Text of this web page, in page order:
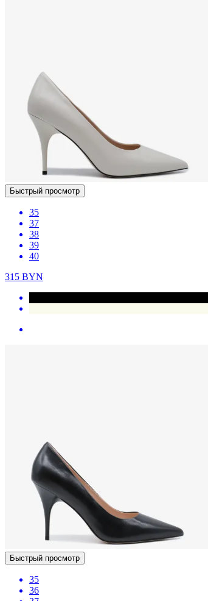
Быстрый просмотр
35
37
38
39
40
315 BYN
Быстрый просмотр
35
36